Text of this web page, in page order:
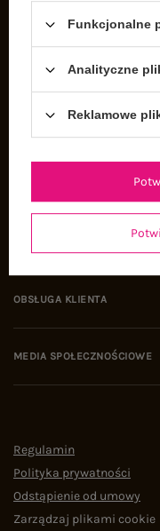
Listy zakupowe
Lista zakupionych
Historia transakcji
OBSŁUGA KLIENTA
MEDIA SPOŁECZNOŚCIOWE
Regulamin
Polityka prywatności
Odstąpienie od umowy
Zarządzaj plikami cookie
Funkcjonalne
Analityczne
Reklamowe